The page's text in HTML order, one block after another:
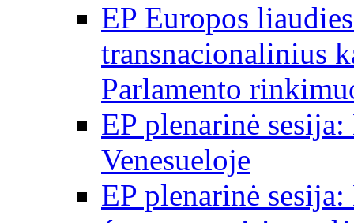
EP Europos
transnacionalinius
Parlamento
EP plenarinė
Venesueloje
EP plenarinė